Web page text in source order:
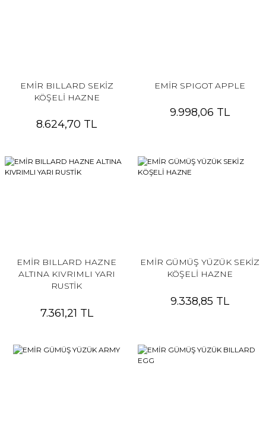
EMİR BILLARD SEKİZ
KÖŞELİ HAZNE
8.624,70 TL
EMİR SPIGOT APPLE
9.998,06 TL
EMİR BILLARD HAZNE
ALTINA KIVRIMLI YARI
RUSTİK
7.361,21 TL
EMİR GÜMÜŞ YÜZÜK SEKİZ
KÖŞELİ HAZNE
9.338,85 TL